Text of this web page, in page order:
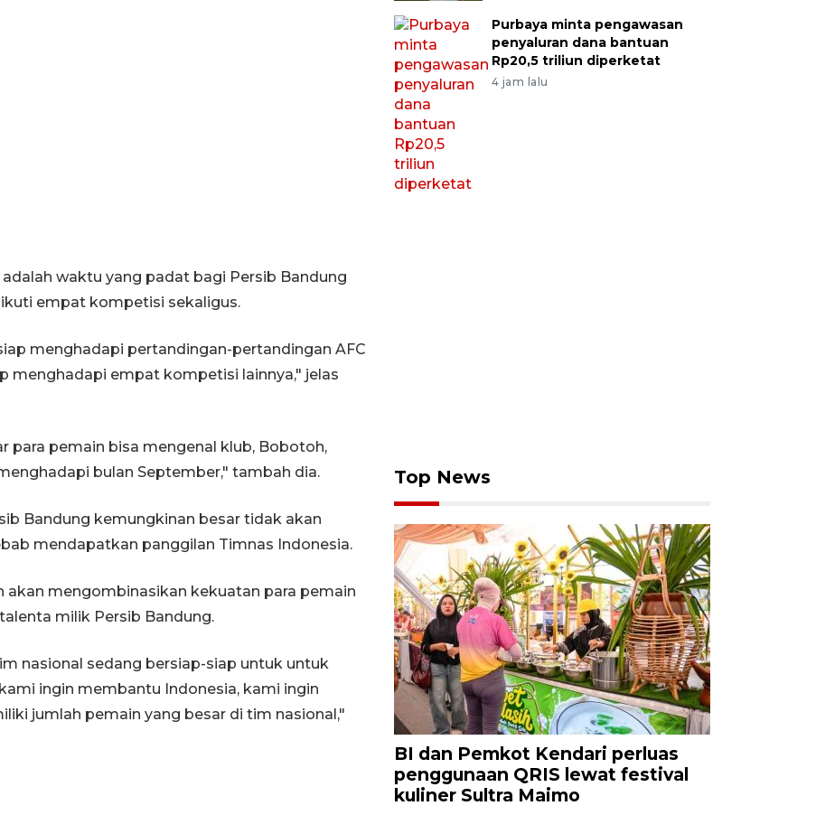
waktu yang padat bagi Persib Bandung
empat kompetisi sekaligus.
menghadapi pertandingan-pertandingan AFC
menghadapi empat kompetisi lainnya," jelas
para pemain bisa mengenal klub, Bobotoh,
bulan September," tambah dia.
Bandung kemungkinan besar tidak akan
mendapatkan panggilan Timnas Indonesia.
mengombinasikan kekuatan para pemain
milik Persib Bandung.
nasional sedang bersiap-siap untuk untuk
ingin membantu Indonesia, kami ingin
jumlah pemain yang besar di tim nasional,"
Purbaya minta pengawasan
penyaluran dana bantuan
Rp20,5 triliun diperketat
4 jam lalu
Top News
BI dan Pemkot Kendari perluas
penggunaan QRIS lewat festival
kuliner Sultra Maimo